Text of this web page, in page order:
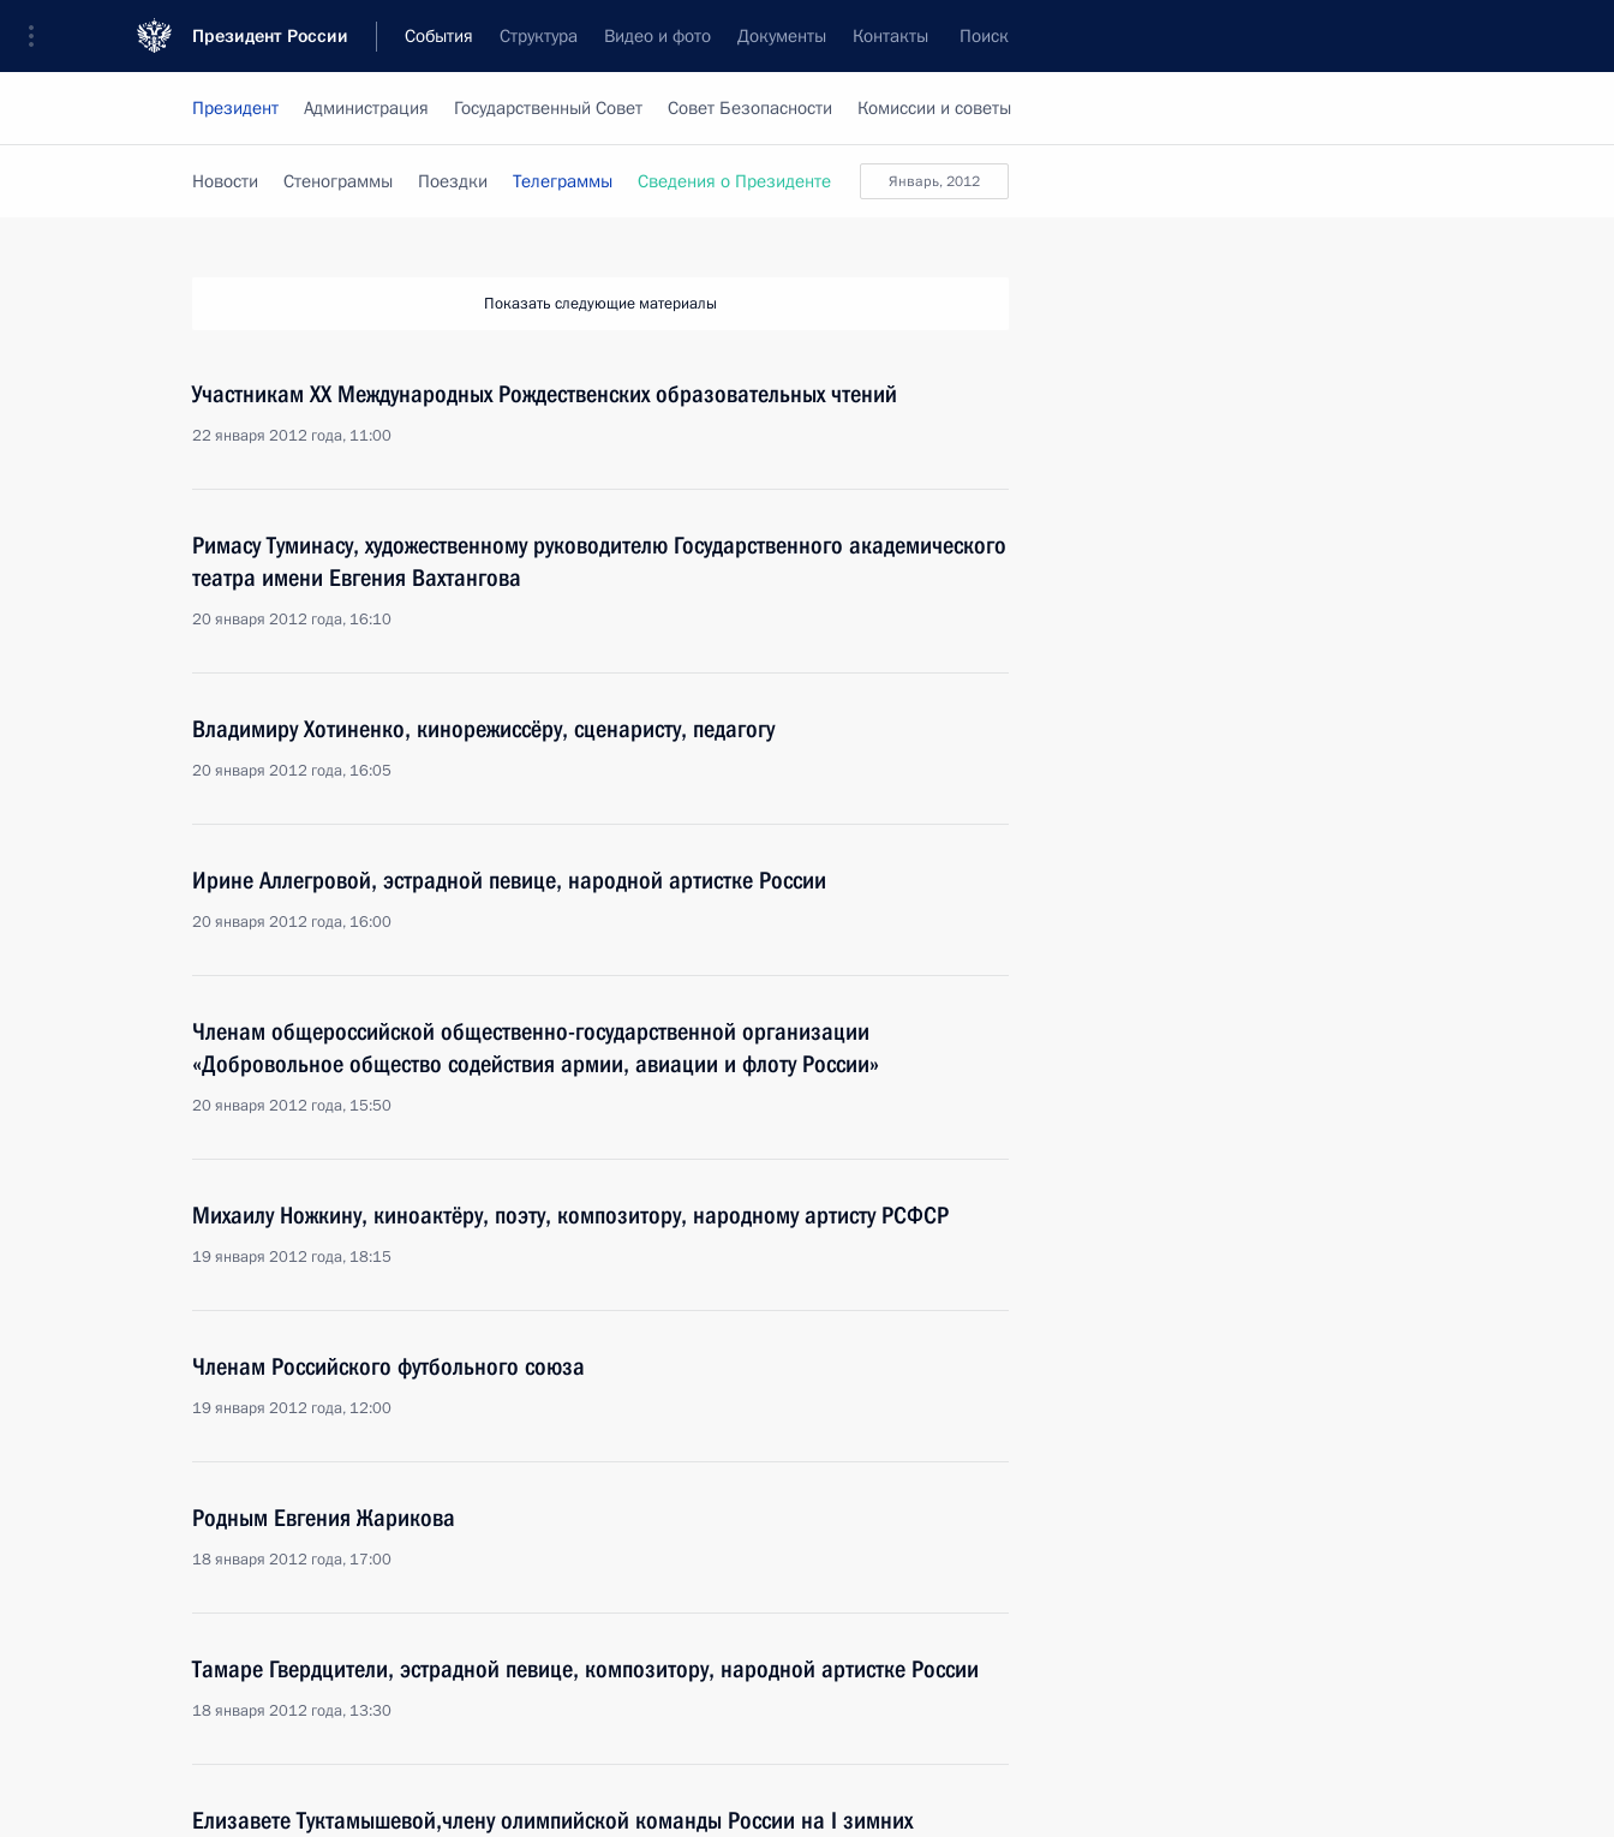
Президент России События Структура Видео и фото Документы Контакты Поиск
Президент Администрация Государственный Совет Совет Безопасности Комиссии и советы
Январь, 2012
Новости Стенограммы Поездки Телеграммы Сведения о Президенте
Показать следующие материалы
Участникам XX Международных Рождественских образовательных чтений
22 января 2012 года, 11:00
Римасу Туминасу, художественному руководителю Государственного академического
театра имени Евгения Вахтангова
20 января 2012 года, 16:10
Владимиру Хотиненко, кинорежиссёру, сценаристу, педагогу
20 января 2012 года, 16:05
Ирине Аллегровой, эстрадной певице, народной артистке России
20 января 2012 года, 16:00
Членам общероссийской общественно-государственной организации
«Добровольное общество содействия армии, авиации и флоту России»
20 января 2012 года, 15:50
Михаилу Ножкину, киноактёру, поэту, композитору, народному артисту РСФСР
19 января 2012 года, 18:15
Членам Российского футбольного союза
19 января 2012 года, 12:00
Родным Евгения Жарикова
18 января 2012 года, 17:00
Тамаре Гвердцители, эстрадной певице, композитору, народной артистке России
18 января 2012 года, 13:30
Елизавете Туктамышевой,члену олимпийской команды России на I зимних